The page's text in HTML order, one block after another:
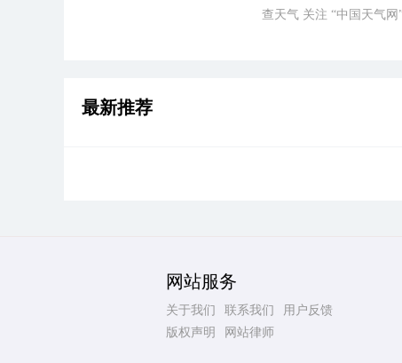
查天气 关注 “中国天气网
最新推荐
网站服务
关于我们 联系我们
用户反馈
版权声明
网站律师